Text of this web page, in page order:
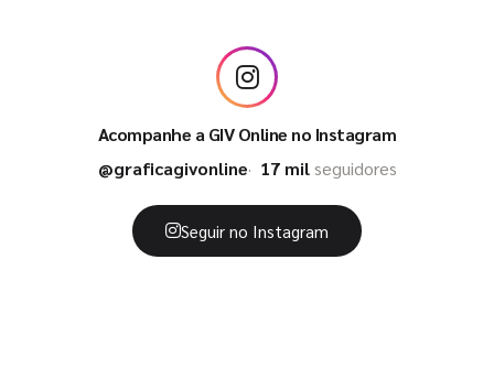
Acompanhe a GIV Online no Instagram
@graficagivonline
17 milseguidores
Seguir no Instagram